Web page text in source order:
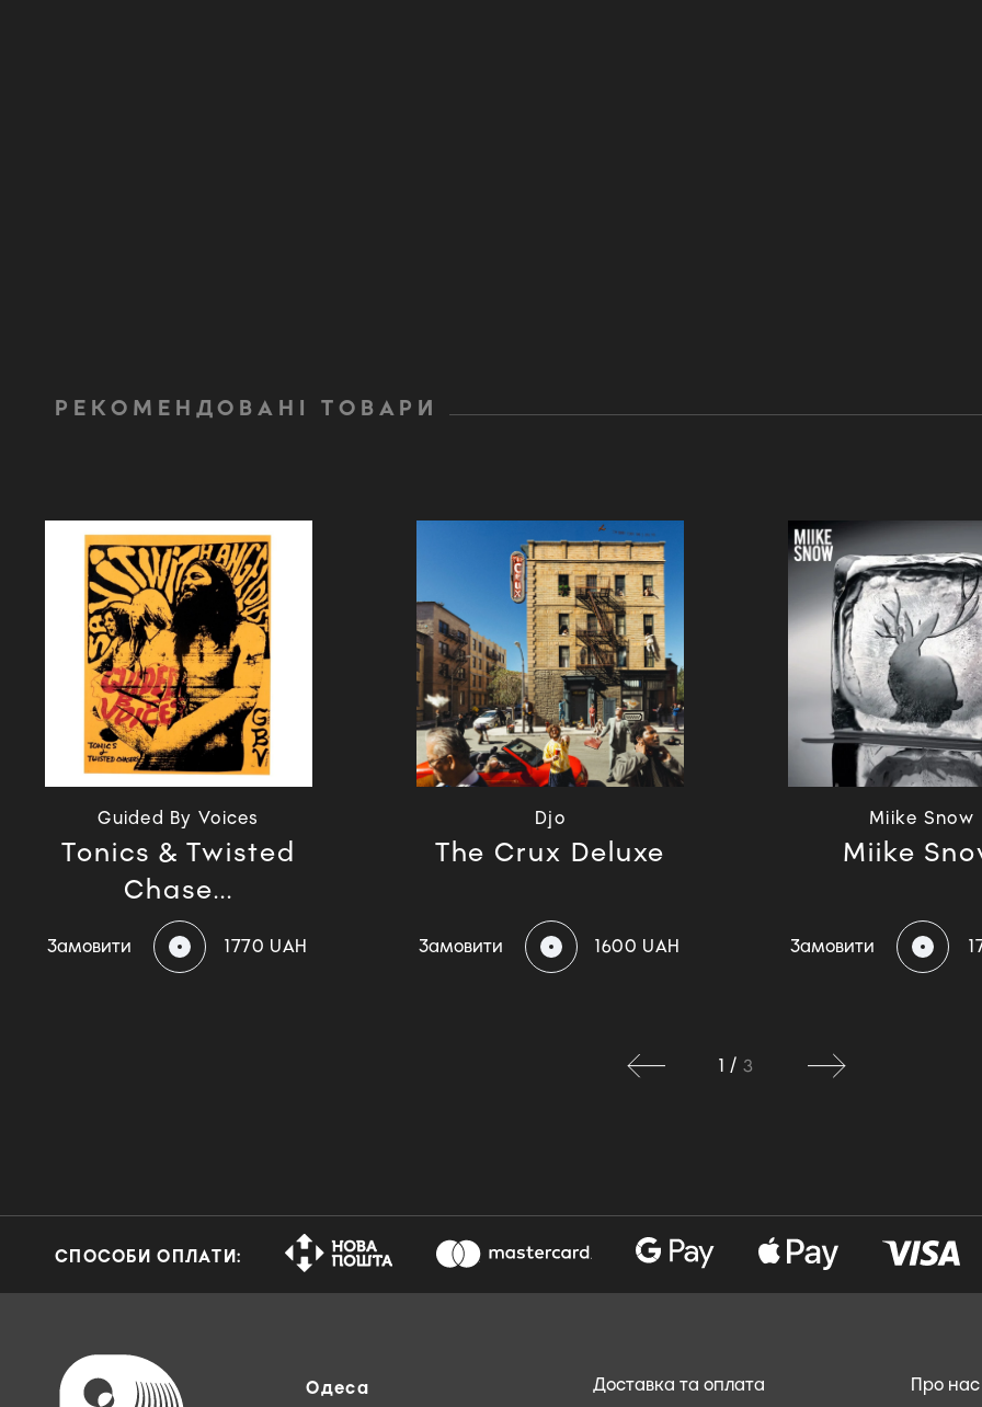
РЕКОМЕНДОВАНІ ТОВАРИ
Guided By Voices
Tonics & Twisted
Chase...
Замовити 1770 UAH
Djo
The Crux Deluxe
Замовити 1600 UAH
Miike Snow
Miike
Замовити
1 / 3
СПОСОБИ ОПЛАТИ:
Одеса
Доставка та оплата Про нас